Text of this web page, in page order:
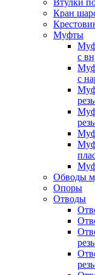
Втулки
Кран
Муфты
с
с
Обводы
Опоры
Отводы